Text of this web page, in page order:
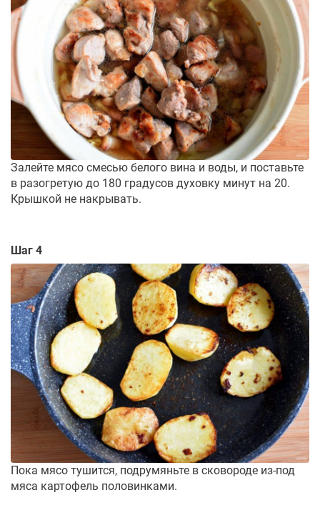
Залейте мясо смесью белого вина и воды, и поставьте
в разогретую до 180 градусов духовку минут на 20.
Крышкой не накрывать.
Шаг 4
Пока мясо тушится, подрумяньте в сковороде из-под
мяса картофель половинками.